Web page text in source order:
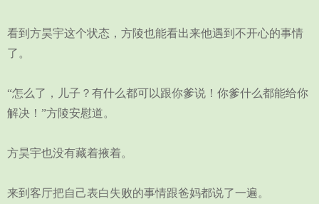
看到方昊宇这个状态，方陵也能看出来他遇到不开心的事情
了。
“怎么了，儿子？有什么都可以跟你爹说！你爹什么都能给你
解决！”方陵安慰道。
方昊宇也没有藏着掖着。
来到客厅把自己表白失败的事情跟爸妈都说了一遍。